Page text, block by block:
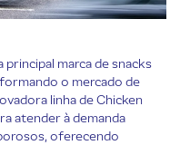
marca de snacks
o mercado de
linha de Chicken
atender à demanda
oferecendo